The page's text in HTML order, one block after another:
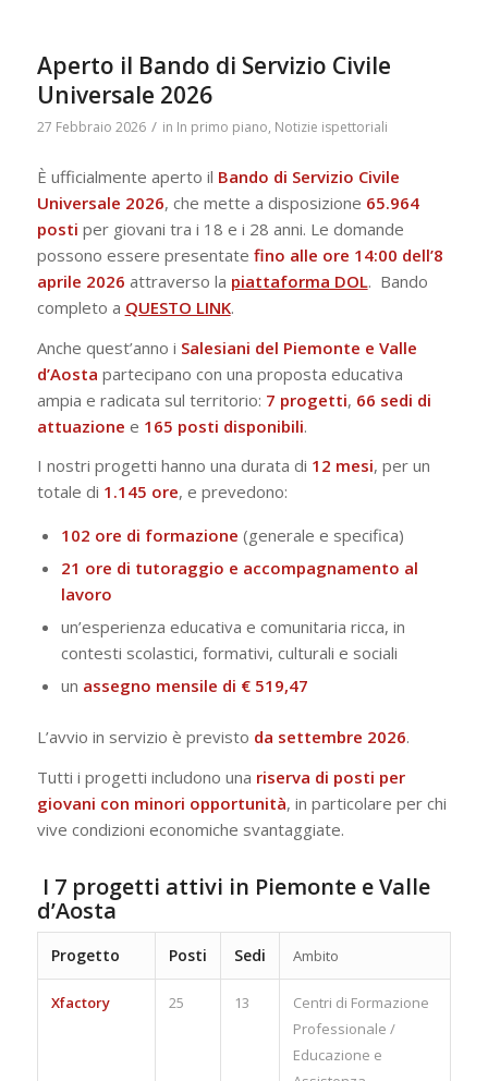
Aperto il Bando di Servizio Civile
Universale 2026
27 Febbraio 2026 / in In primo piano, Notizie ispettoriali
È ufficialmente aperto il Bando di Servizio Civile
Universale 2026, che mette a disposizione 65.964
posti per giovani tra i 18 e i 28 anni. Le domande
possono essere presentate fino alle ore 14:00 dell’8
aprile 2026 attraverso la piattaforma DOL. Bando
completo a QUESTO LINK.
Anche quest’anno i Salesiani del Piemonte e Valle
d’Aosta partecipano con una proposta educativa
ampia e radicata sul territorio: 7 progetti, 66 sedi di
attuazione e 165 posti disponibili.
I nostri progetti hanno una durata di 12 mesi, per un
totale di 1.145 ore, e prevedono:
102 ore di formazione (generale e specifica)
21 ore di tutoraggio e accompagnamento al
lavoro
un’esperienza educativa e comunitaria ricca, in
contesti scolastici, formativi, culturali e sociali
un assegno mensile di € 519,47
L’avvio in servizio è previsto da settembre 2026.
Tutti i progetti includono una riserva di posti per
giovani con minori opportunità, in particolare per chi
vive condizioni economiche svantaggiate.
I 7 progetti attivi in Piemonte e Valle
d’Aosta
Progetto Posti Sedi Ambito
Xfactory 25 13
Centri di Formazione
Professionale /
Educazione e